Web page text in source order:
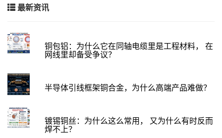
最新资讯
铜包铝：为什么它在同轴电缆里是工程材料， 在
网线里却备受争议？
半导体引线框架铜合金，为什么高端产品难做？
镀锡铜丝：为什么这么常用， 又为什么有时反而
焊不上？